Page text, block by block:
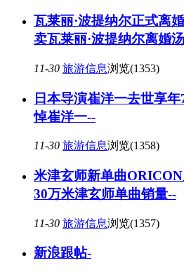
瓦莱丽·波提纳尔正式离
卖瓦莱丽·波提纳尔离婚
11-30 旅游信息浏览(1353)
日本导演崔洋一去世享
悼崔洋一--
11-30 旅游信息浏览(1358)
米津玄师新单曲
30万米津玄师单曲销量--
11-30 旅游信息浏览(1357)
新浪跟帖-